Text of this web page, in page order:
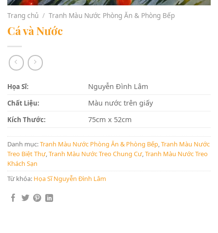
Trang chủ / Tranh Màu Nước Phòng Ăn & Phòng Bếp
Cá và Nước
Họa Sĩ: Nguyễn Đình Lâm
Chất Liệu: Màu nước trên giấy
Kích Thước: 75cm x 52cm
Danh mục:Tranh Màu Nước Phòng Ăn & Phòng Bếp,Tranh Màu Nước
Treo Biệt Thự,Tranh Màu Nước Treo Chung Cư,Tranh Màu Nước Treo
Khách Sạn
Từ khóa: Họa Sĩ Nguyễn Đình Lâm